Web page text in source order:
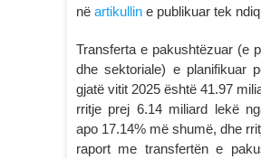
në artikullin e publikuar tek
Transferta e pakushtëzuar (e
dhe sektoriale) e planifikuar
gjatë vitit 2025 është 41.97
rritje prej 6.14 miliard lekë
apo 17.14% më shumë, dhe
raport me transfertën e